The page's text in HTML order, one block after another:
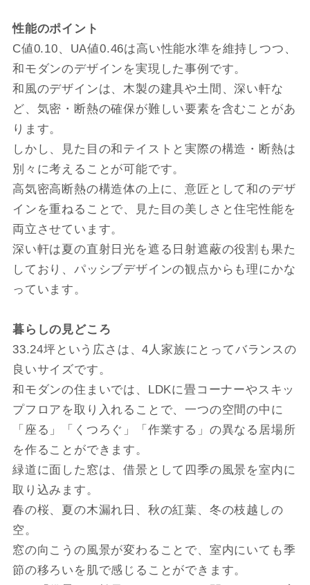
性能のポイント
C値0.10、UA値0.46は高い性能水準を維持しつつ、
和モダンのデザインを実現した事例です。
和風のデザインは、木製の建具や土間、深い軒な
ど、気密・断熱の確保が難しい要素を含むことがあ
ります。
しかし、見た目の和テイストと実際の構造・断熱は
別々に考えることが可能です。
高気密高断熱の構造体の上に、意匠として和のデザ
インを重ねることで、見た目の美しさと住宅性能を
両立させています。
深い軒は夏の直射日光を遮る日射遮蔽の役割も果た
しており、パッシブデザインの観点からも理にかな
っています。
暮らしの見どころ
33.24坪という広さは、4人家族にとってバランスの
良いサイズです。
和モダンの住まいでは、LDKに畳コーナーやスキッ
プフロアを取り入れることで、一つの空間の中に
「座る」「くつろぐ」「作業する」の異なる居場所
を作ることができます。
緑道に面した窓は、借景として四季の風景を室内に
取り込みます。
春の桜、夏の木漏れ日、秋の紅葉、冬の枝越しの
空。
窓の向こうの風景が変わることで、室内にいても季
節の移ろいを肌で感じることができます。